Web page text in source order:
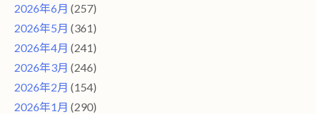
2026年6月 (257)
2026年5月 (361)
2026年4月 (241)
2026年3月 (246)
2026年2月 (154)
2026年1月 (290)